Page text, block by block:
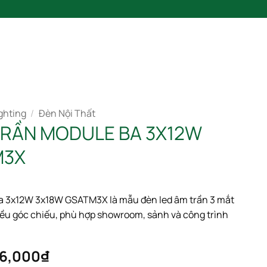
/ Đèn Nội Thất
MODULE BA 3X12W
3x18W GSATM3X là mẫu đèn led âm trần 3 mắt
góc chiếu, phù hợp showroom, sảnh và công trình
₫Khoảng